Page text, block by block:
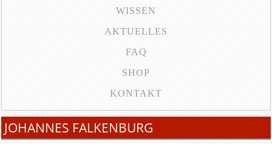
WISSEN
AKTUELLES
FAQ
SHOP
KONTAKT
JOHANNES FALKENBURG